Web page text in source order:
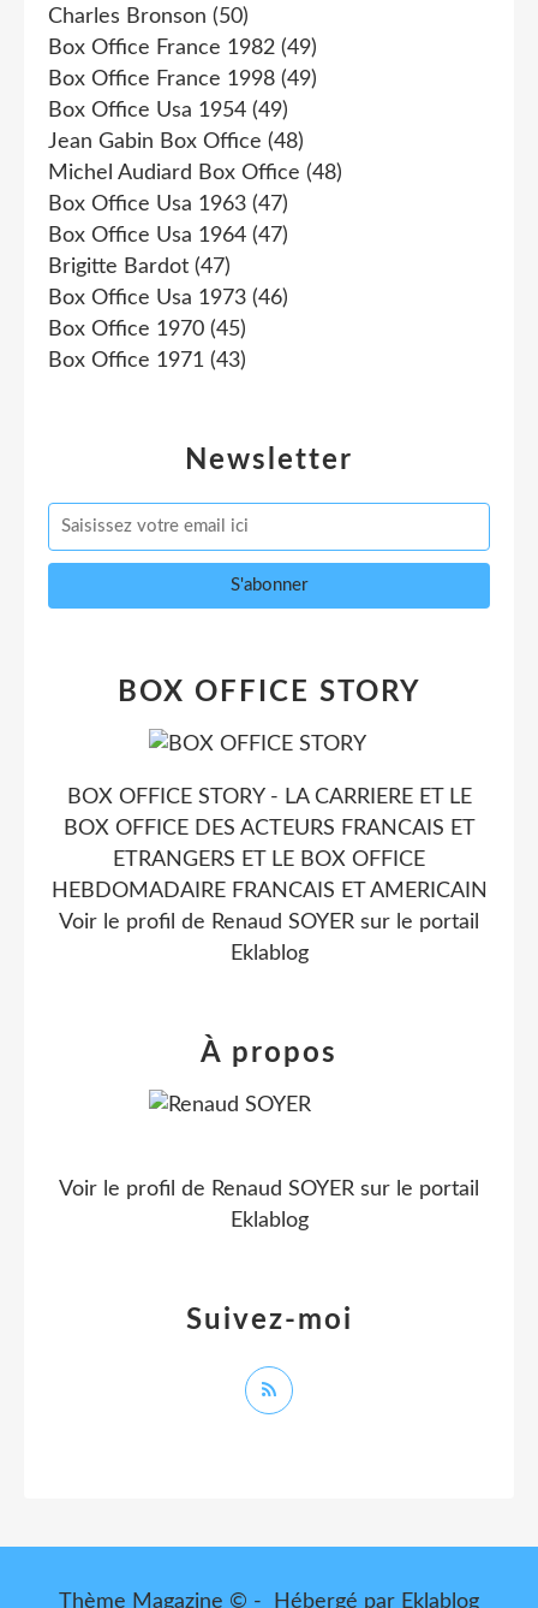
Newsletter
Charles Bronson (50)
Box Office France 1982 (49)
Box Office France 1998 (49)
Box Office Usa 1954 (49)
Jean Gabin Box Office (48)
Michel Audiard Box Office (48)
Box Office Usa 1963 (47)
Box Office Usa 1964 (47)
Brigitte Bardot (47)
Box Office Usa 1973 (46)
Box Office 1970 (45)
Box Office 1971 (43)
BOX OFFICE STORY
BOX OFFICE STORY - LA CARRIERE ET LE
BOX OFFICE DES ACTEURS FRANCAIS ET
ETRANGERS ET LE BOX OFFICE
HEBDOMADAIRE FRANCAIS ET AMERICAIN
Voir le profil de Renaud SOYER sur le portail
Eklablog
Suivez-moi
À propos
Voir le profil de Renaud SOYER sur le portail
Eklablog
Thème Magazine © - Hébergé par Eklablog